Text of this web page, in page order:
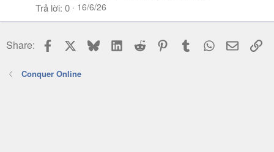
Trả lời 0 16/6/26
Share: Facebook BlueskyLinkedIn
Reddit PinterestTumblr WhatsApp
Email
Conquer Online